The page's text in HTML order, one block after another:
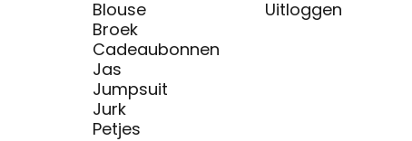
Blouse
Broek
Cadeaubonnen
Jas
Jumpsuit
Jurk
Petjes
Uitloggen